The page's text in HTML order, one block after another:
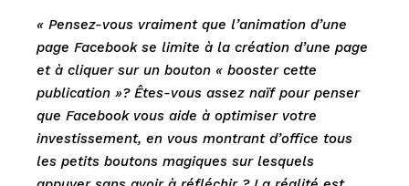
« Pensez-vous vraiment que l’animation d’une
page Facebook se limite à la création d’une page
et à cliquer sur un bouton « booster cette
publication »? Êtes-vous assez naïf pour penser
que Facebook vous aide à optimiser votre
investissement, en vous montrant d’office tous
les petits boutons magiques sur lesquels